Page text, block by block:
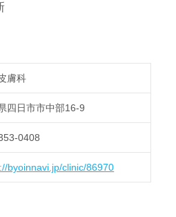
膚科
四日市市中部16-9
0408
byoinnavi.jp/clinic/86970